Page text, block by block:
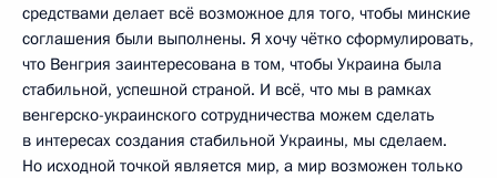
средствами делает всё возможное для того, чтобы минские
соглашения были выполнены. Я хочу чётко сформулировать,
что Венгрия заинтересована в том, чтобы Украина была
стабильной, успешной страной. И всё, что мы в рамках
венгерско-украинского сотрудничества можем сделать
в интересах создания стабильной Украины, мы сделаем.
Но исходной точкой является мир, а мир возможен только